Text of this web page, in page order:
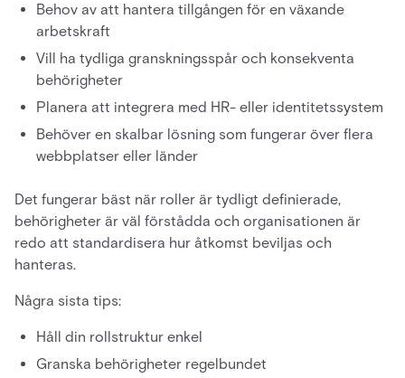
Behov av att hantera tillgången för en växande
arbetskraft
Vill ha tydliga granskningsspår och konsekventa
behörigheter
Planera att integrera med HR- eller identitetssystem
Behöver en skalbar lösning som fungerar över flera
webbplatser eller länder
Det fungerar bäst när roller är tydligt definierade,
behörigheter är väl förstådda och organisationen är
redo att standardisera hur åtkomst beviljas och
hanteras.
Några sista tips:
Håll din rollstruktur enkel
Granska behörigheter regelbundet